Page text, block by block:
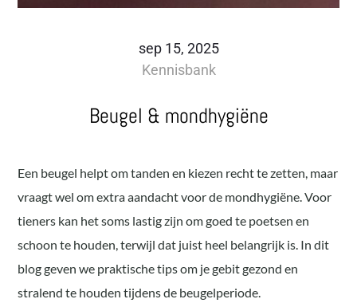
sep 15, 2025
Kennisbank
Beugel & mondhygiëne
Een beugel helpt om tanden en kiezen recht te zetten, maar
vraagt wel om extra aandacht voor de mondhygiëne. Voor
tieners kan het soms lastig zijn om goed te poetsen en
schoon te houden, terwijl dat juist heel belangrijk is. In dit
blog geven we praktische tips om je gebit gezond en
stralend te houden tijdens de beugelperiode.